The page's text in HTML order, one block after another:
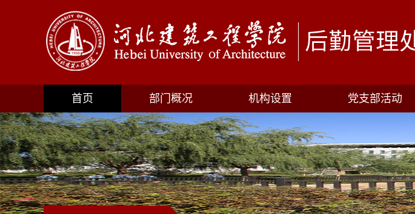
首页 部门概况 机构设置 党支部活动